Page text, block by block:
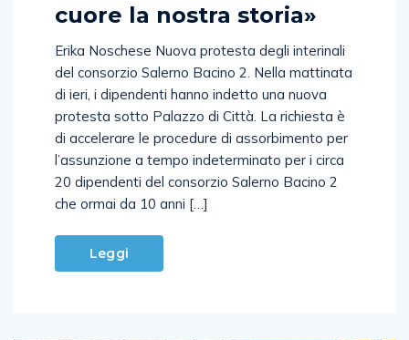
cuore la nostra storia»
Erika Noschese Nuova protesta degli interinali
del consorzio Salerno Bacino 2. Nella mattinata
di ieri, i dipendenti hanno indetto una nuova
protesta sotto Palazzo di Città. La richiesta è
di accelerare le procedure di assorbimento per
l’assunzione a tempo indeterminato per i circa
20 dipendenti del consorzio Salerno Bacino 2
che ormai da 10 anni […]
Leggi